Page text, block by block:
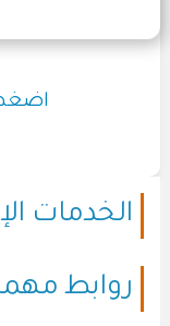
اضغط
الخدمات
روابط